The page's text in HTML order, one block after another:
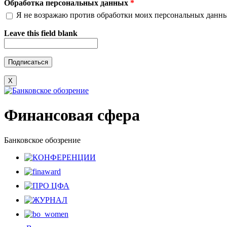
Обработка персональных данных *
Я не возражаю против обработки моих персональных
Leave this field blank
X
Финансовая сфера
Банковское обозрение